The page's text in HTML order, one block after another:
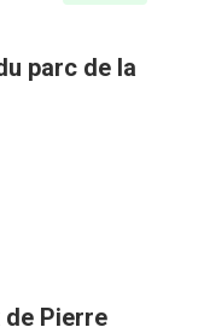
parc de la
Pierre